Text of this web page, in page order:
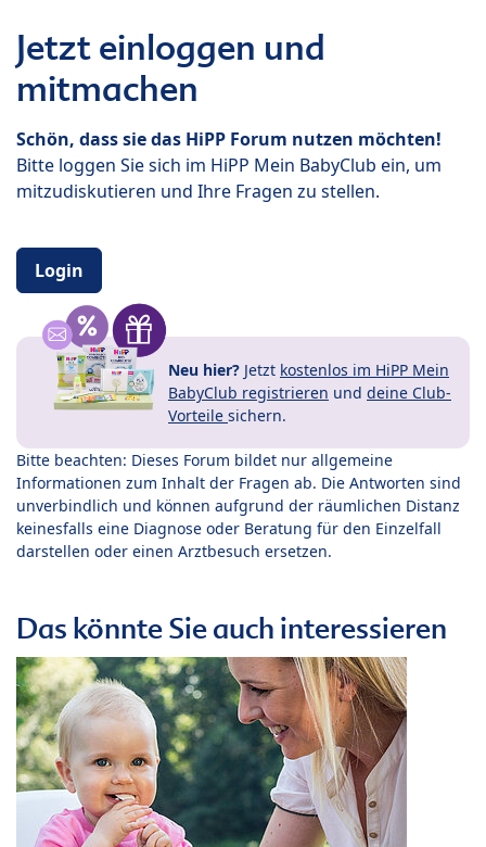
Jetzt einloggen und
mitmachen
Schön, dass sie das HiPP Forum nutzen möchten!
Bitte loggen Sie sich im HiPP Mein BabyClub ein, um
mitzudiskutieren und Ihre Fragen zu stellen.
Login
Neu hier? Jetzt kostenlos im HiPP Mein
BabyClub registrieren und deine Club-
Vorteile sichern.
Bitte beachten: Dieses Forum bildet nur allgemeine
Informationen zum Inhalt der Fragen ab. Die Antworten sind
unverbindlich und können aufgrund der räumlichen Distanz
keinesfalls eine Diagnose oder Beratung für den Einzelfall
darstellen oder einen Arztbesuch ersetzen.
Das könnte Sie auch interessieren